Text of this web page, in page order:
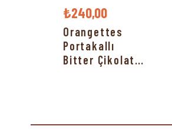
₺240,00
Orangettes
Portakallı
Bitter Çikolata